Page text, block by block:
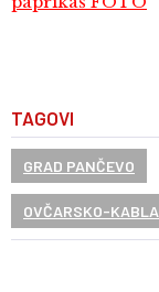
TAGOVI
GRAD PANČEVO
OVČARSKO-